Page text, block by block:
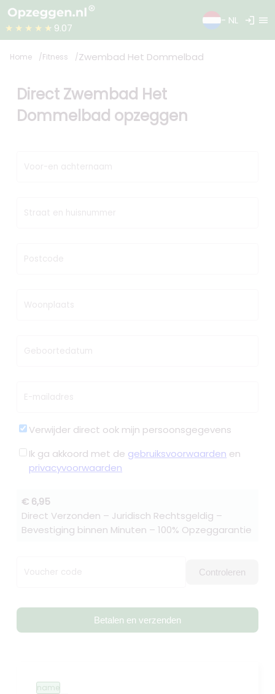
★★★★★ 9.07
- NL login menu
Home Fitness Zwembad Het Dommelbad
Direct Zwembad Het
Dommelbad opzeggen
Voor-en achternaam
Straat en huisnummer
Postcode
Woonplaats
Geboortedatum
E-mailadres
Verwijder direct ook mijn persoonsgegevens
Ik ga akkoord met de gebruiksvoorwaarden en
privacyvoorwaarden
€ 6,95
Direct Verzonden – Juridisch Rechtsgeldig –
Bevestiging binnen Minuten – 100% Opzeggarantie
Voucher code Controleren
Betalen en verzenden
name